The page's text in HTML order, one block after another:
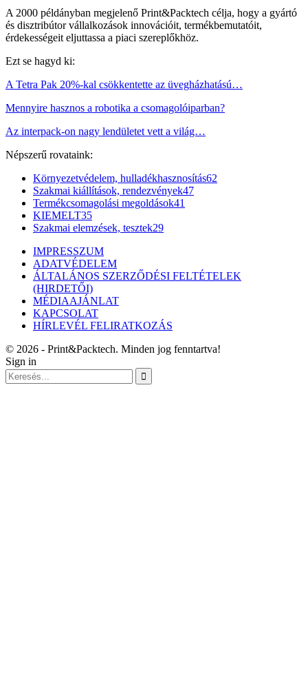
A 2000 példányban megjelenő Print&Packtech célja, hogy a gyártó
és disztribútor vállalkozások innovációit, termékbemutatóit,
érdekességeit eljuttassa a piaci szereplőkhöz.
Ezt se hagyd ki:
A Tetra Pak 20%-kal csökkentette az üvegházhatású…
Mennyire hasznos a robotika a csomagolóiparban?
Az interpack-on nagy lendületet vett a világ…
Népszerű rovataink:
Környezetvédelem, hulladékhasznosítás62
Szakmai kiállítások, rendezvények47
Termékcsomagolási megoldások41
KIEMELT35
Szakmai elemzések, tesztek29
IMPRESSZUM
ADATVÉDELEM
ÁLTALÁNOS SZERZŐDÉSI FELTÉTELEK
(HIRDETŐI)
MÉDIAAJÁNLAT
KAPCSOLAT
HÍRLEVÉL FELIRATKOZÁS
© 2026 - Print&Packtech. Minden jog fenntartva!
Sign in